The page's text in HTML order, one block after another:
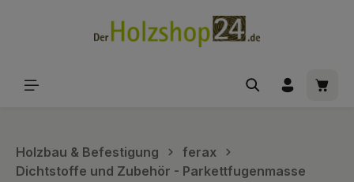
Holzbau & Befestigung
ferax
Dichtstoffe und Zubehör - Parkettfugenmasse